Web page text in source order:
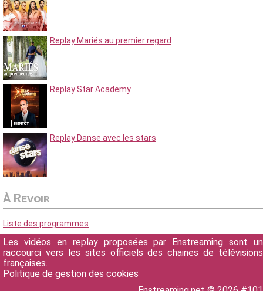
Replay Mariés au premier regard
Replay Star Academy
Replay Danse avec les stars
À Revoir
Liste des programmes
Les vidéos en replay proposées par Enstreaming sont un
raccourci vers les sites officiels des chaines de télévisions
françaises.
Politique de gestion des cookies